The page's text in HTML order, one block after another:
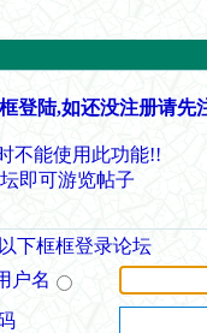
登陆,如还没注册请先
不能使用此功能!!
即可游览帖子
下框框登录论坛
户名